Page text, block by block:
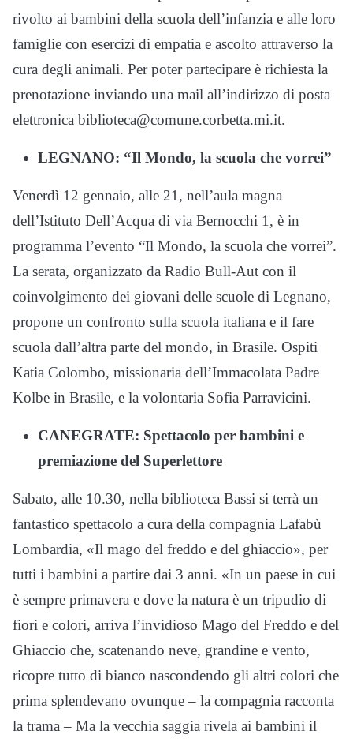
rivolto ai bambini della scuola dell’infanzia e alle loro
famiglie con esercizi di empatia e ascolto attraverso la
cura degli animali. Per poter partecipare è richiesta la
prenotazione inviando una mail all’indirizzo di posta
elettronica biblioteca@comune.corbetta.mi.it.
LEGNANO: “Il Mondo, la scuola che vorrei”
Venerdì 12 gennaio, alle 21, nell’aula magna
dell’Istituto Dell’Acqua di via Bernocchi 1, è in
programma l’evento “Il Mondo, la scuola che vorrei”.
La serata, organizzato da Radio Bull-Aut con il
coinvolgimento dei giovani delle scuole di Legnano,
propone un confronto sulla scuola italiana e il fare
scuola dall’altra parte del mondo, in Brasile. Ospiti
Katia Colombo, missionaria dell’Immacolata Padre
Kolbe in Brasile, e la volontaria Sofia Parravicini.
CANEGRATE: Spettacolo per bambini e
premiazione del Superlettore
Sabato, alle 10.30, nella biblioteca Bassi si terrà un
fantastico spettacolo a cura della compagnia Lafabù
Lombardia, «Il mago del freddo e del ghiaccio», per
tutti i bambini a partire dai 3 anni. «In un paese in cui
è sempre primavera e dove la natura è un tripudio di
fiori e colori, arriva l’invidioso Mago del Freddo e del
Ghiaccio che, scatenando neve, grandine e vento,
ricopre tutto di bianco nascondendo gli altri colori che
prima splendevano ovunque – la compagnia racconta
la trama – Ma la vecchia saggia rivela ai bambini il